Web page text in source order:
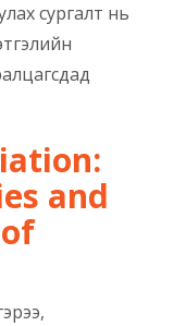
сургалт нь
and